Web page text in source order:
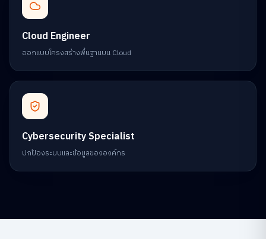
Cloud Engineer
ออกแบบโครงสร้างพื้นฐานบน Cloud
Cybersecurity Specialist
ปกป้องระบบและข้อมูลขององค์กร